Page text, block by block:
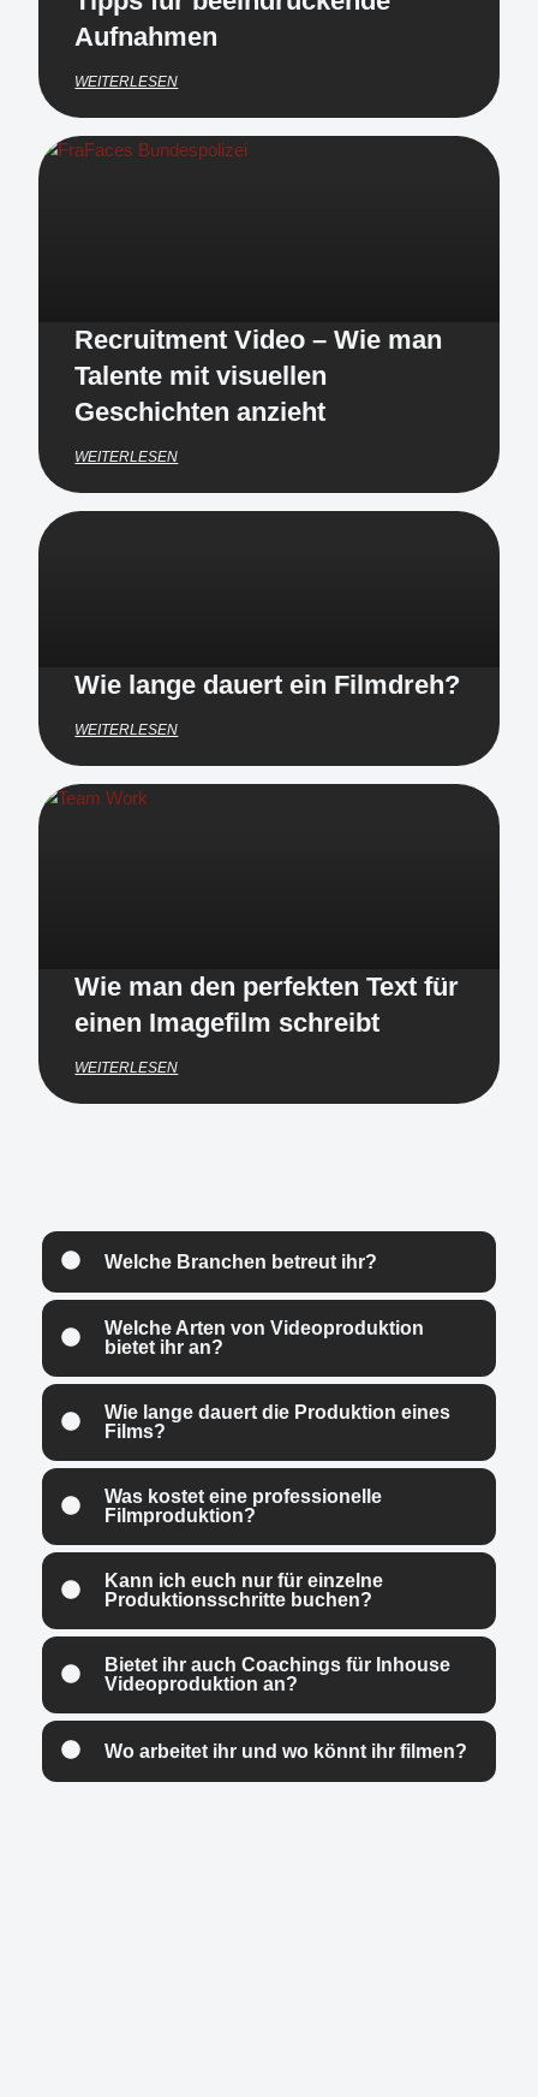
Aufnahmen
WEITERLESEN
Recruitment Video – Wie man
Talente mit visuellen
Geschichten anzieht
WEITERLESEN
Wie lange dauert ein Filmdreh?
WEITERLESEN
Wie man den perfekten Text für
einen Imagefilm schreibt
WEITERLESEN
Welche Branchen betreut ihr?
Welche Arten von Videoproduktion
bietet ihr an?
Wie lange dauert die Produktion eines
Films?
Was kostet eine professionelle
Filmproduktion?
Kann ich euch nur für einzelne
Produktionsschritte buchen?
Bietet ihr auch Coachings für Inhouse
Videoproduktion an?
Wo arbeitet ihr und wo könnt ihr filmen?